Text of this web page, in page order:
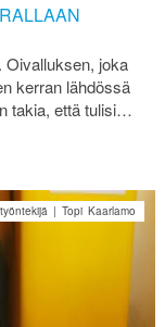
Oivalluksen, joka
kerran lähdössä
takia, että tulisi…
| Topi Kaarlamo